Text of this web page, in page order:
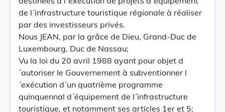
de l´infrastructure touristique régionale à réaliser
par des investisseurs privés.
Nous JEAN, par la grâce de Dieu, Grand-Duc de
Luxembourg, Duc de Nassau;
Vu la loi du 20 avril 1988 ayant pour objet d
´autoriser le Gouvernement à subventionner l
´exécution d´un quatrième programme
quinquennal d´équipement de l´infrastructure
touristique, et notamment ses articles 1er et 5;